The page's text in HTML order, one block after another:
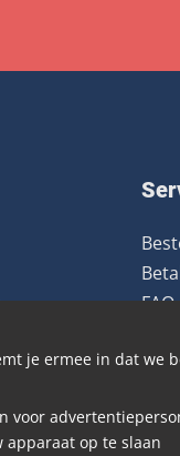
FAQ
je ermee in dat we
voor
apparaat op te slaan